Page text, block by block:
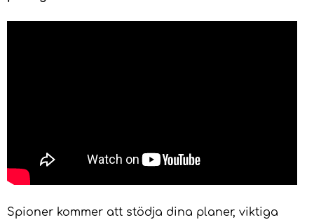
Spioner kommer att stödja dina planer, viktiga